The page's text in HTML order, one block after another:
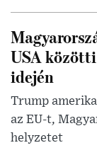
USA
idején
Trump
az EU-t,
helyzetet